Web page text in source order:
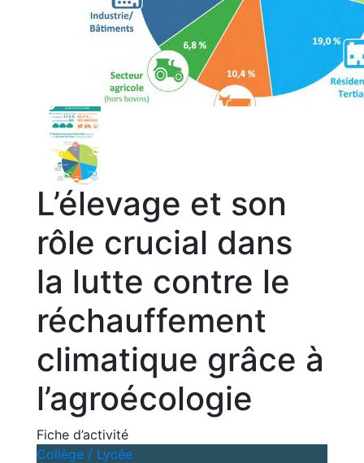
L’élevage et son
rôle crucial dans
la lutte contre le
réchauffement
climatique grâce à
l’agroécologie
Fiche d’activité
Collège / Lycée